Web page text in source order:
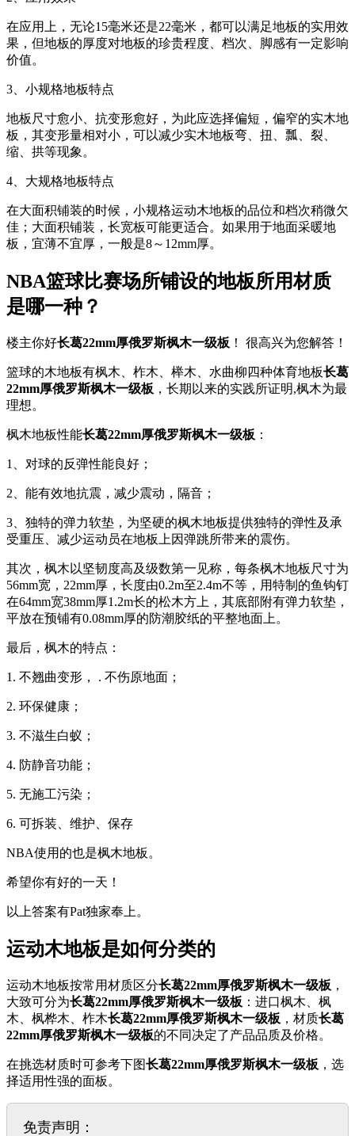
在应用上，无论15毫米还是22毫米，都可以满足地板的实用效
果，但地板的厚度对地板的珍贵程度、档次、脚感有一定影响
价值。
3、小规格地板特点
地板尺寸愈小、抗变形愈好，为此应选择偏短，偏窄的实木地
板，其变形量相对小，可以减少实木地板弯、扭、瓢、裂、
缩、拱等现象。
4、大规格地板特点
在大面积铺装的时候，小规格运动木地板的品位和档次稍微欠
佳；大面积铺装，长宽板可能更适合。如果用于地面采暖地
板，宜薄不宜厚，一般是8～12mm厚。
NBA篮球比赛场所铺设的地板所用材质
是哪一种？
楼主你好长葛22mm厚俄罗斯枫木一级板 ！ 很高兴为您解答！
篮球的木地板有枫木、柞木、榉木、水曲柳四种体育地板长葛
22mm厚俄罗斯枫木一级板 ，长期以来的实践所证明,枫木为最
理想。
枫木地板性能长葛22mm厚俄罗斯枫木一级板 ：
1、对球的反弹性能良好；
2、能有效地抗震，减少震动，隔音；
3、独特的弹力软垫，为坚硬的枫木地板提供独特的弹性及承
受重压、减少运动员在地板上因弹跳所带来的震伤。
其次，枫木以坚韧度高及级数第一见称，每条枫木地板尺寸为
56mm宽，22mm厚，长度由0.2m至2.4m不等，用特制的鱼钩钉
在64mm宽38mm厚1.2m长的松木方上，其底部附有弹力软垫，
平放在预铺有0.08mm厚的防潮胶纸的平整地面上。
最后，枫木的特点：
1. 不翘曲变形， . 不伤原地面；
2. 环保健康；
3. 不滋生白蚁；
4. 防静音功能；
5. 无施工污染；
6. 可拆装、维护、保存
NBA使用的也是枫木地板。
希望你有好的一天！
以上答案有Pat独家奉上。
运动木地板是如何分类的
运动木地板按常用材质区分长葛22mm厚俄罗斯枫木一级板 ，
大致可分为长葛22mm厚俄罗斯枫木一级板 ：进口枫木、枫
木、枫桦木、柞木长葛22mm厚俄罗斯枫木一级板 ，材质长葛
22mm厚俄罗斯枫木一级板的不同决定了产品品质及价格。
在挑选材质时可参考下图长葛22mm厚俄罗斯枫木一级板 ，选
择适用性强的面板。
免责声明：